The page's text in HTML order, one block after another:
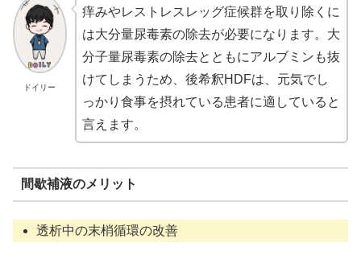
ドイリー
痒みやレストレスレッグ症候群を取り除くに
は大分量尿毒素の除去が必要になります。大
分子量尿毒素の除去とともにアルブミンも抜
けてしまうため、後希釈HDFは、元気でし
っかり食事を摂れている患者に適していると
言えます。
間歇補液のメリット
透析中の末梢循環の改善